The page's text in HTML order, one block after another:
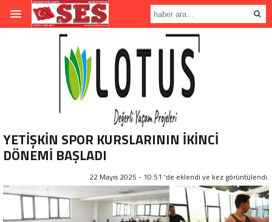
YETİŞKİN SPOR KURSLARININ İKİNCİ
DÖNEMİ BAŞLADI
22 Mayıs 2025 - 10:51 'de eklendi ve kez görüntülendi.